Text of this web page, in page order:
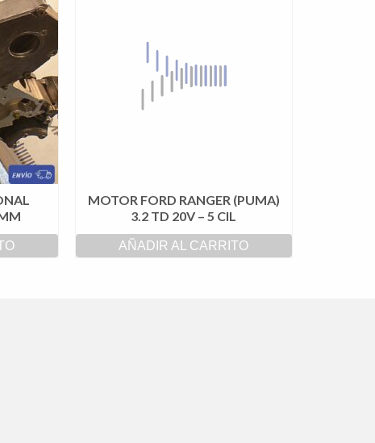
MOTOR FORD RANGER (PUMA)
3.2 TD 20V – 5 CIL
AÑADIR AL CARRITO